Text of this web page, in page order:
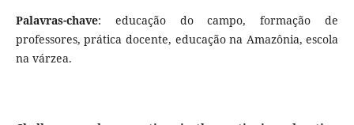
Palavras-chave: educação do campo, formação de
professores, prática docente, educação na Amazônia, escola
na várzea.